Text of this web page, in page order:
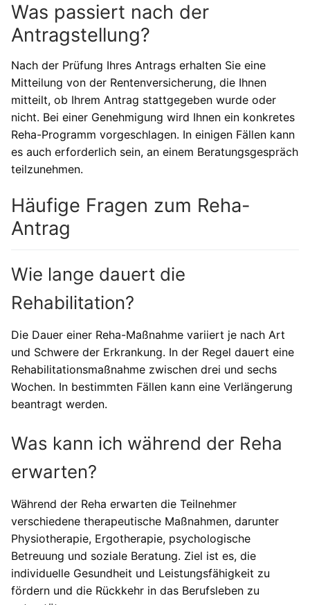
Was passiert nach der
Antragstellung?
Nach der Prüfung Ihres Antrags erhalten Sie eine
Mitteilung von der Rentenversicherung, die Ihnen
mitteilt, ob Ihrem Antrag stattgegeben wurde oder
nicht. Bei einer Genehmigung wird Ihnen ein konkretes
Reha-Programm vorgeschlagen. In einigen Fällen kann
es auch erforderlich sein, an einem Beratungsgespräch
teilzunehmen.
Häufige Fragen zum Reha-
Antrag
Wie lange dauert die
Rehabilitation?
Die Dauer einer Reha-Maßnahme variiert je nach Art
und Schwere der Erkrankung. In der Regel dauert eine
Rehabilitationsmaßnahme zwischen drei und sechs
Wochen. In bestimmten Fällen kann eine Verlängerung
beantragt werden.
Was kann ich während der Reha
erwarten?
Während der Reha erwarten die Teilnehmer
verschiedene therapeutische Maßnahmen, darunter
Physiotherapie, Ergotherapie, psychologische
Betreuung und soziale Beratung. Ziel ist es, die
individuelle Gesundheit und Leistungsfähigkeit zu
fördern und die Rückkehr in das Berufsleben zu